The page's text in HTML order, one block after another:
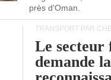
près d'Oman.
TRANSPORT PAR
Le
demande la